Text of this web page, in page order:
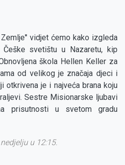
vidjet ćemo kako izgleda
Češke svetištu u Nazaretu, kip
škola Hellen Keller za
od velikog je značaja djeci i
otkrivena je i najveća brana koju
Sestre Misionarske ljubavi
prisutnosti u svetom gradu
u 12:15.